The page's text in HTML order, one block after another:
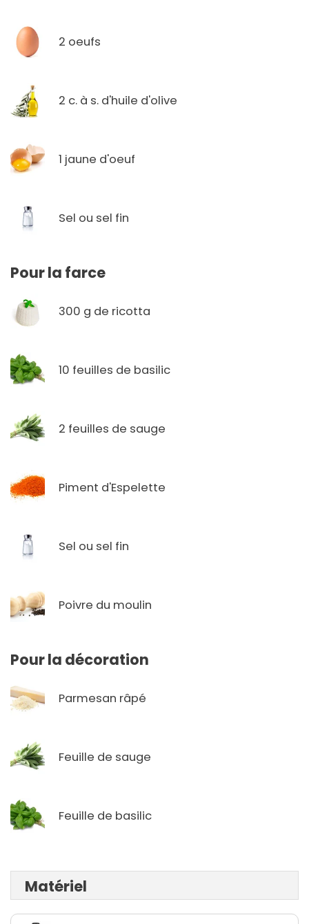
2 oeufs
2 c. à s. d'huile d'olive
1 jaune d'oeuf
Sel ou sel fin
Pour la farce
300 g de ricotta
10 feuilles de basilic
2 feuilles de sauge
Piment d'Espelette
Sel ou sel fin
Poivre du moulin
Pour la décoration
Parmesan râpé
Feuille de sauge
Feuille de basilic
Matériel